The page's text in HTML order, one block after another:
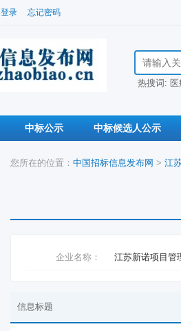
登录 忘记密码
搜索招标信
热搜词:
中标公示 中标候选人公示
您所在的位置： 中国招标信息发布网 > 江
企业名称： 江苏新诺项目管
信息标题